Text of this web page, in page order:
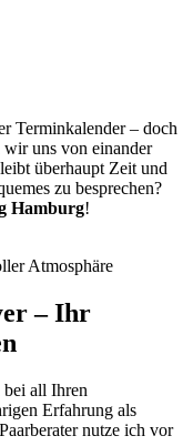
Terminkalender – doch
uns von einander
überhaupt Zeit und
zu besprechen?
Hamburg!
– Ihr
bei all Ihren
Erfahrung als
nutze ich vor